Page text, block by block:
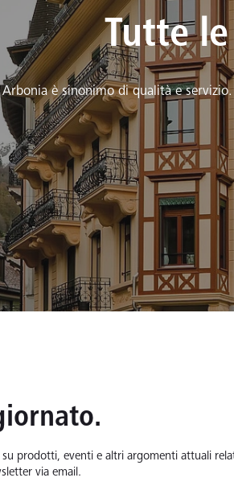
Tutte
Arbonia è sinonimo di qualità e
su prodotti, eventi e altri argomenti attuali
via email.